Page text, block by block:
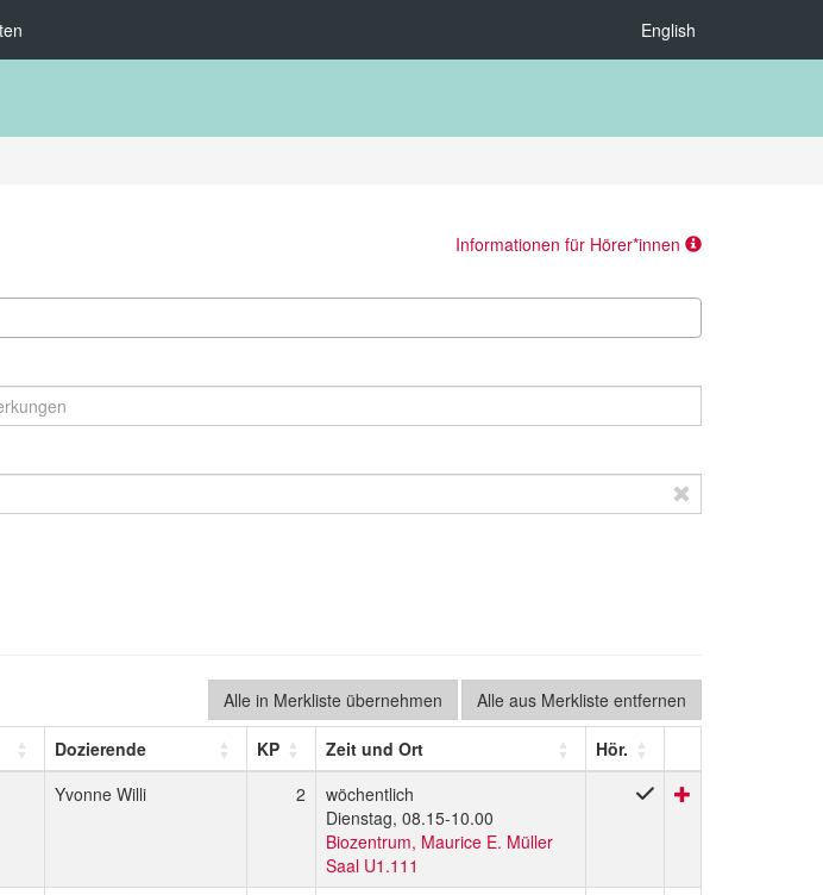
English
Informationen für Hörer*innen
Alle aus Merkliste entfernen
Alle in Merkliste übernehmen
Dozierende KP Zeit und Ort
Hör.
Yvonne Willi 2
wöchentlich
Dienstag, 08.15-10.00
Biozentrum, Maurice E. Müller
Saal U1.111